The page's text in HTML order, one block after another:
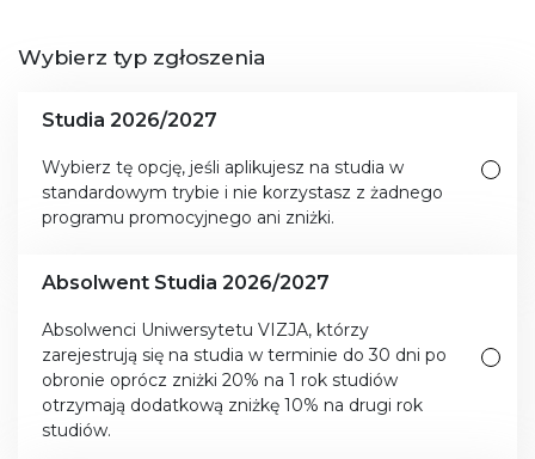
Wybierz typ zgłoszenia
Studia 2026/2027
Wybierz tę opcję, jeśli aplikujesz na studia w
standardowym trybie i nie korzystasz z żadnego
programu promocyjnego ani zniżki.
Absolwent Studia 2026/2027
Absolwenci Uniwersytetu VIZJA, którzy
zarejestrują się na studia w terminie do 30 dni po
obronie oprócz zniżki 20% na 1 rok studiów
otrzymają dodatkową zniżkę 10% na drugi rok
studiów.